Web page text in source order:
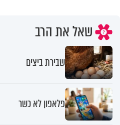
שאל את הרב
שבירת ביצים
פלאפון לא כשר